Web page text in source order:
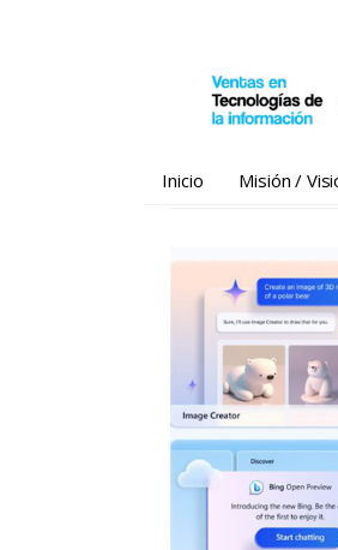
Inicio Misión /